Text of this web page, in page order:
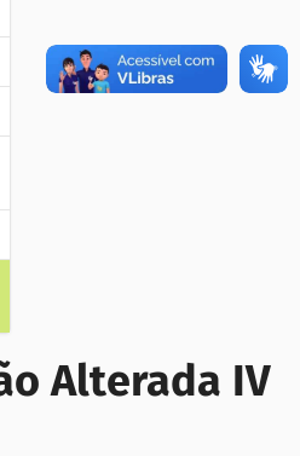
Alterada IV